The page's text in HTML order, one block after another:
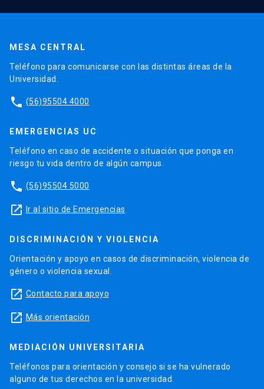
MESA CENTRAL
Teléfono para comunicarse con las distintas áreas de la
Universidad.
phone (56)95504 4000
EMERGENCIAS UC
Teléfono en caso de accidente o situación que ponga en
riesgo tu vida dentro de algún campus.
phone (56)95504 5000
launch Ir al sitio de Emergencias
DISCRIMINACIÓN Y VIOLENCIA
Orientación y apoyo en casos de discriminación, violencia de
género o violencia sexual.
launch Contacto para apoyo
launch Más orientación
MEDIACIÓN UNIVERSITARIA
Teléfonos para orientación y consejo si se ha vulnerado
alguno de tus derechos en la universidad.